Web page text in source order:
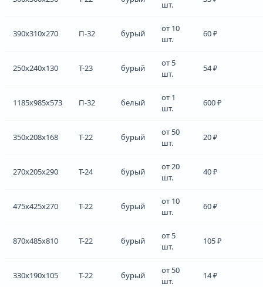
шт.
390x310x270 П-32 бурый
от 10
шт.
60 ₽
250x240x130 Т-23 бурый
от 5
шт.
54 ₽
1185x985x573 П-32 белый
от 1
шт.
600 ₽
350x208x168 Т-22 бурый
от 50
шт.
20 ₽
270x205x290 Т-24 бурый
от 20
шт.
40 ₽
475x425x270 Т-22 бурый
от 10
шт.
60 ₽
870x485x810 Т-22 бурый
от 5
шт.
105 ₽
330x190x105 Т-22 бурый
от 50
шт.
14 ₽